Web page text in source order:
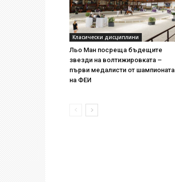
Класически дисциплини
Льо Ман посреща бъдещите
звезди на волтижировката –
първи медалисти от шампионата
на ФЕИ